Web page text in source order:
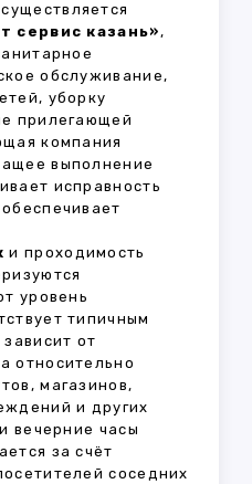
сервис казань»,
обслуживание,
уборку
прилегающей
компания
выполнение
исправность
и проходимость
уровень
типичным
от
относительно
магазинов,
и других
вечерние часы
за счёт
соседних